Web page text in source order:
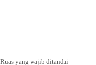
Ruas yang wajib ditandai